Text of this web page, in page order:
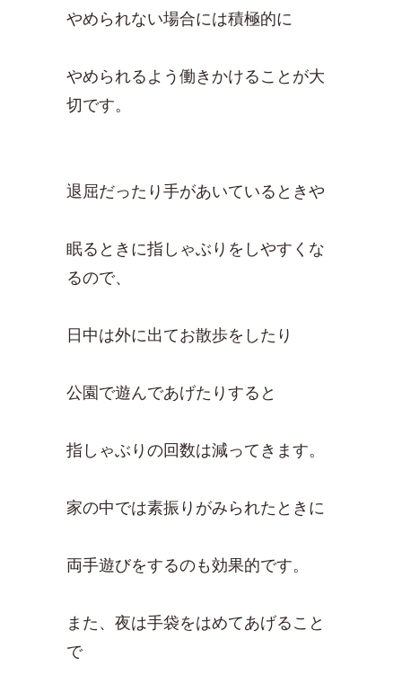
やめられない場合には積極的に
やめられるよう働きかけることが大
切です。
退屈だったり手があいているときや
眠るときに指しゃぶりをしやすくな
るので、
日中は外に出てお散歩をしたり
公園で遊んであげたりすると
指しゃぶりの回数は減ってきます。
家の中では素振りがみられたときに
両手遊びをするのも効果的です。
また、夜は手袋をはめてあげること
で